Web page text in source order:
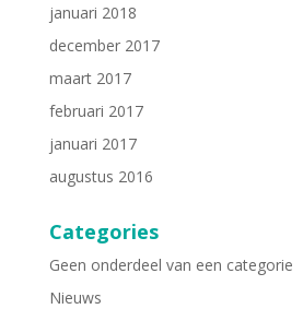
januari 2018
december 2017
maart 2017
februari 2017
januari 2017
augustus 2016
Categories
Geen onderdeel van een categorie
Nieuws